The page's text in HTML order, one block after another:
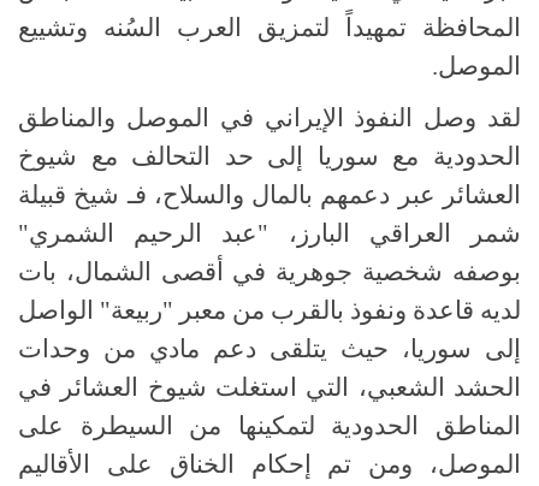
المحافظة تمهيداً لتمزيق العرب السُنه وتشييع
الموصل.
لقد وصل النفوذ الإيراني في الموصل والمناطق
الحدودية مع سوريا إلى حد التحالف مع شيوخ
العشائر عبر دعمهم بالمال والسلاح، فـ شيخ قبيلة
شمر العراقي البارز، "عبد الرحيم الشمري"
بوصفه شخصية جوهرية في أقصى الشمال، بات
لديه قاعدة ونفوذ بالقرب من معبر "ربيعة" الواصل
إلى سوريا، حيث يتلقى دعم مادي من وحدات
الحشد الشعبي، التي استغلت شيوخ العشائر في
المناطق الحدودية لتمكينها من السيطرة على
الموصل، ومن تم إحكام الخناق على الأقاليم